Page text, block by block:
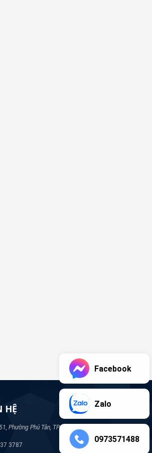
HỆ
Phường Phú Tân, TP Bình Dương
3787
Facebook
Zalo
0973571488